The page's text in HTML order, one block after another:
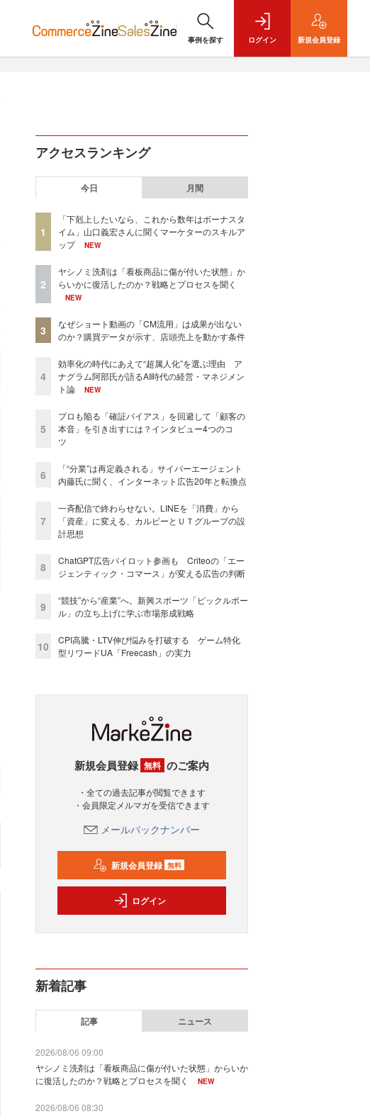
事例を探す ログイン 新規会員登録
アクセスランキング
今日 月間
1
「下剋上したいなら、これから数年はボーナスタ
イム」山口義宏さんに聞くマーケターのスキルア
ップ
NEW
2
ヤシノミ洗剤は「看板商品に傷が付いた状態」か
らいかに復活したのか？戦略とプロセスを聞く
NEW
3
なぜショート動画の「CM流用」は成果が出ない
のか？購買データが示す、店頭売上を動かす条件
4
効率化の時代にあえて“超属人化”を選ぶ理由 ア
ナグラム阿部氏が語るAI時代の経営・マネジメン
ト論
NEW
5
プロも陥る「確証バイアス」を回避して「顧客の
本音」を引き出すには？インタビュー4つのコ
ツ
6
「“分業”は再定義される」サイバーエージェント
内藤氏に聞く、インターネット広告20年と転換点
7
一斉配信で終わらせない。LINEを「消費」から
「資産」に変える、カルビーとＵＴグループの設
計思想
8
ChatGPT広告パイロット参画も Criteoの「エー
ジェンティック・コマース」が変える広告の判断
9
“競技”から“産業”へ。新興スポーツ「ピックルボー
ル」の立ち上げに学ぶ市場形成戦略
10
CPI高騰・LTV伸び悩みを打破する ゲーム特化
型リワードUA「Freecash」の実力
新規会員登録 無料 のご案内
・全ての過去記事が閲覧できます
・会員限定メルマガを受信できます
メールバックナンバー
新規会員登録 無料
ログイン
新着記事
記事 ニュース
2026/08/06 09:00
ヤシノミ洗剤は「看板商品に傷が付いた状態」からいか
に復活したのか？戦略とプロセスを聞く
NEW
2026/08/06 08:30